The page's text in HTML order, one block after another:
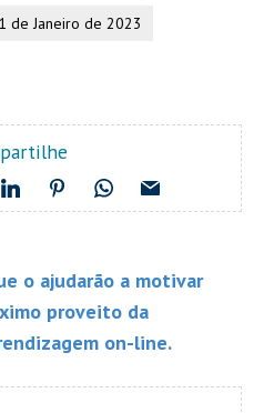
de Janeiro de 2023
o ajudarão a motivar
proveito da
on-line.